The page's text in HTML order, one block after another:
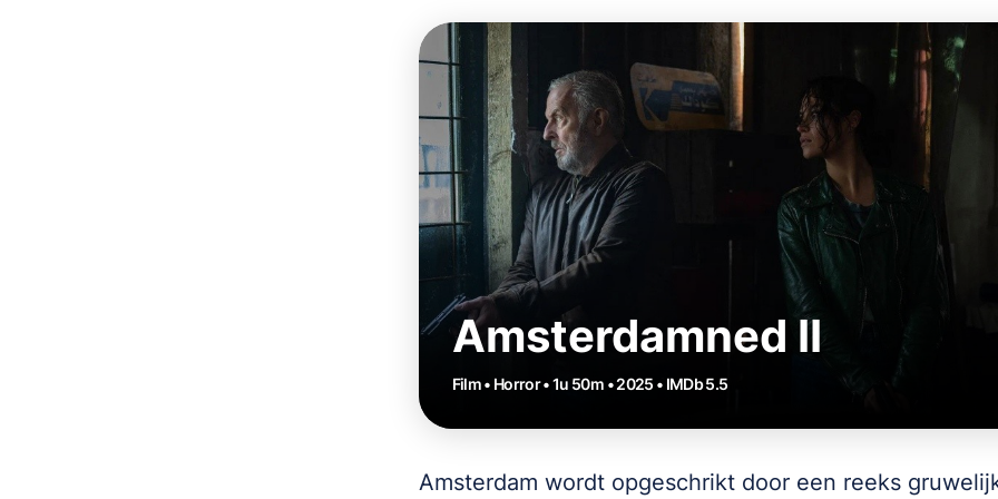
Amsterdamned II
Film • Horror • 1u 50m • 2025 • IMDb 5.5
Amsterdam wordt opgeschrikt door een reeks